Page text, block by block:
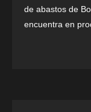
de abastos de
encuentra en